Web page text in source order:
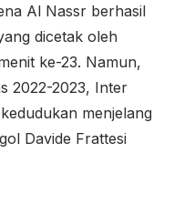
Al Nassr berhasil
dicetak oleh
ke-23. Namun,
2022-2023, Inter
menjelang
Davide Frattesi